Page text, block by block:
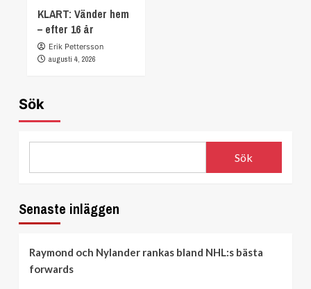
KLART: Vänder hem
– efter 16 år
Erik Pettersson
augusti 4, 2026
Sök
Sök
Senaste inläggen
Raymond och Nylander rankas bland NHL:s bästa
forwards